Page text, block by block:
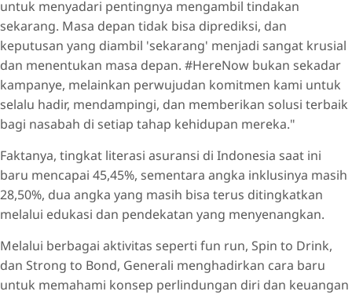
untuk menyadari pentingnya mengambil tindakan
sekarang. Masa depan tidak bisa diprediksi, dan
keputusan yang diambil 'sekarang' menjadi sangat krusial
dan menentukan masa depan. #HereNow bukan sekadar
kampanye, melainkan perwujudan komitmen kami untuk
selalu hadir, mendampingi, dan memberikan solusi terbaik
bagi nasabah di setiap tahap kehidupan mereka."
Faktanya, tingkat literasi asuransi di Indonesia saat ini
baru mencapai 45,45%, sementara angka inklusinya masih
28,50%, dua angka yang masih bisa terus ditingkatkan
melalui edukasi dan pendekatan yang menyenangkan.
Melalui berbagai aktivitas seperti fun run, Spin to Drink,
dan Strong to Bond, Generali menghadirkan cara baru
untuk memahami konsep perlindungan diri dan keuangan